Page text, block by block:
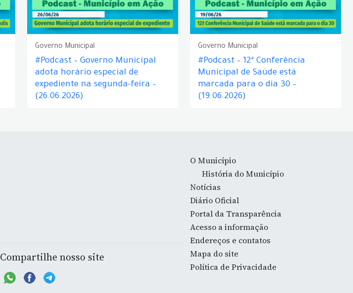
Governo Municipal
#Podcast – Governo Municipal
adota horário especial de
expediente na segunda-feira –
(26.06.2026)
Governo Municipal
#Podcast – 12ª Conferência
Municipal de Saúde está
marcada para o dia 30 –
(19.06.2026)
Compartilhe nosso site
O Município
História do Município
Notícias
Diário Oficial
Portal da Transparência
Acesso a informação
Endereços e contatos
Mapa do site
Política de Privacidade